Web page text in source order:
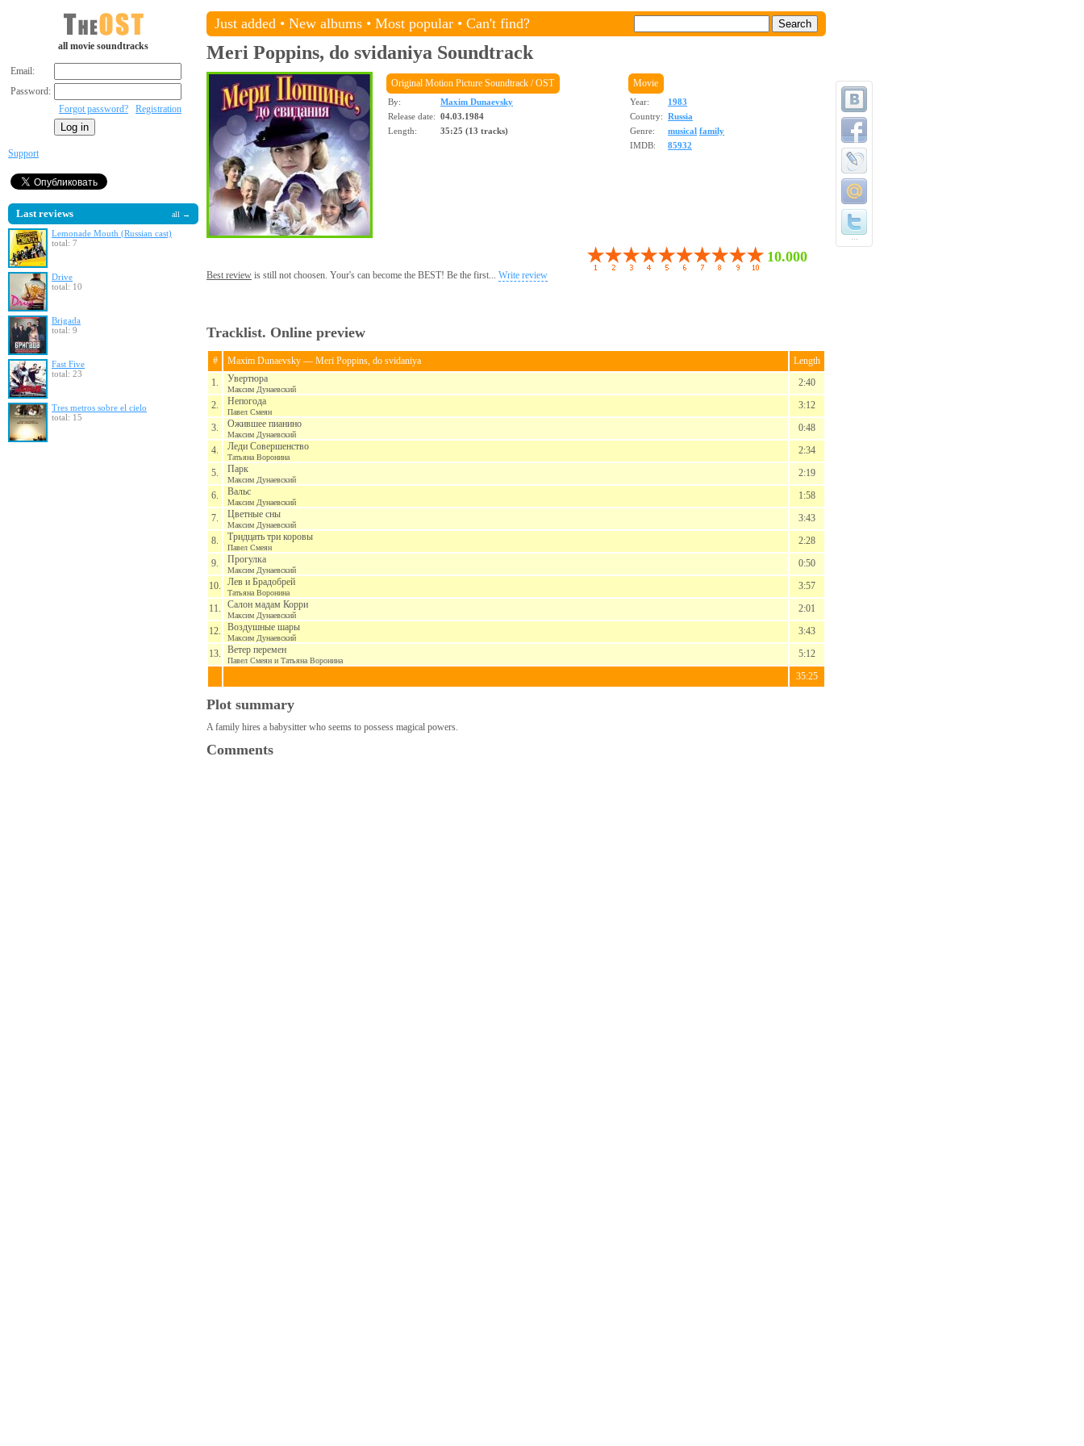
all movie soundtracks
Email:
Password:
Forgot password?
Registration
Support
Last reviews all →
Lemonade Mouth (Russian cast)
total: 7
Drive
total: 10
Brigada
total: 9
Fast Five
total: 23
Tres metros sobre el cielo
total: 15
Just added • New albums • Most popular • Can't find?
Meri Poppins, do svidaniya Soundtrack
Original Motion Picture Soundtrack / OST
By:
Maxim Dunaevsky
Release date: 04.03.1984
Length:
35:25 (13 tracks)
Movie
Year:
1983
Country: Russia
Genre:
musical family
IMDB:
85932
10.000
Best review is still not choosen. Your's can become the BEST! Be the first... Write review
Tracklist. Online preview
# Maxim Dunaevsky — Meri Poppins, do svidaniya
Length
1.
Увертюра
Максим Дунаевский
2:40
2.
Непогода
Павел Смеян
3:12
3.
Ожившее пианино
Максим Дунаевский
0:48
4.
Леди Совершенство
Татьяна Воронина
2:34
5.
Парк
Максим Дунаевский
2:19
6.
Вальс
Максим Дунаевский
1:58
7.
Цветные сны
Максим Дунаевский
3:43
8.
Тридцать три коровы
Павел Смеян
2:28
9.
Прогулка
Максим Дунаевский
0:50
10.
Лев и Брадобрей
Татьяна Воронина
3:57
11.
Салон мадам Корри
Максим Дунаевский
2:01
12.
Воздушные шары
Максим Дунаевский
3:43
13.
Ветер перемен
Павел Смеян и Татьяна Воронина
5:12
35:25
...
Plot summary
A family hires a babysitter who seems to possess magical powers.
Comments